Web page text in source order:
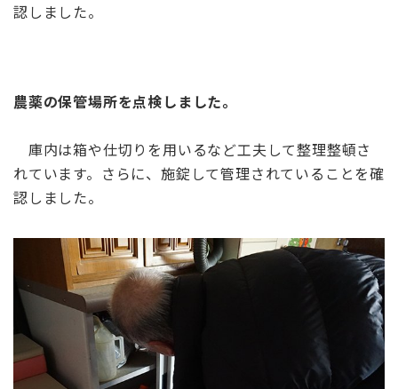
認しました。
農薬の保管場所を点検しました。
庫内は箱や仕切りを用いるなど工夫して整理整頓さ
れています。さらに、施錠して管理されていることを確
認しました。